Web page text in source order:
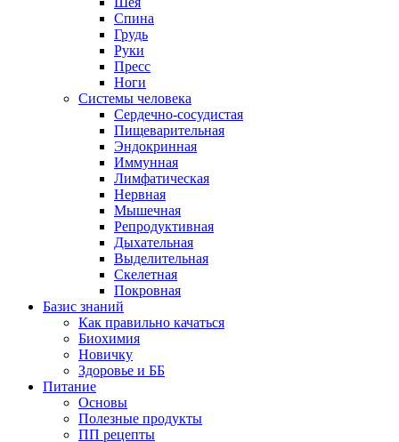
Спина
Грудь
Руки
Пресс
Ноги
Системы человека
Сердечно-сосудистая
Пищеварительная
Эндокринная
Иммунная
Лимфатическая
Нервная
Мышечная
Репродуктивная
Дыхательная
Выделительная
Скелетная
Покровная
Базис знаний
Как правильно качаться
Биохимия
Новичку
Здоровье и ББ
Питание
Основы
Полезные продукты
ПП рецепты